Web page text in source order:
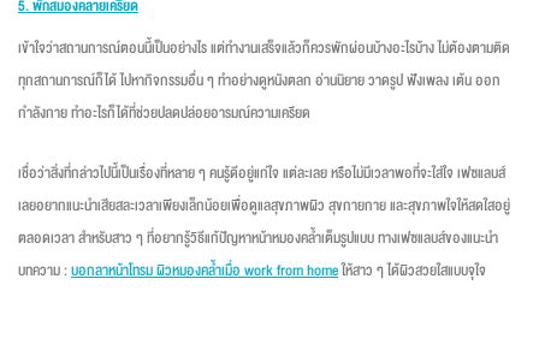
5. พักสมองคลายเครียด
เข้าใจว่าสถานการณ์ตอนนี้เป็นอย่างไร แต่ทำงานเสร็จแล้วก็ควรพักผ่อนบ้างอะไรบ้าง ไม่ต้องตามติด
ทุกสถานการณ์ก็ได้ ไปหากิจกรรมอื่น ๆ ทำอย่างดูหนังตลก อ่านนิยาย วาดรูป ฟังเพลง เต้น ออก
กำลังกาย ทำอะไรก็ได้ที่ช่วยปลดปล่อยอารมณ์ความเครียด
เชื่อว่าสิ่งที่กล่าวไปนี้เป็นเรื่องที่หลาย ๆ คนรู้ดีอยู่แก่ใจ แต่ละเลย หรือไม่มีเวลาพอที่จะใส่ใจ เฟซแลบส์
เลยอยากแนะนำเสียสละเวลาเพียงเล็กน้อยเพื่อดูแลสุขภาพผิว สุขกายกาย และสุขภาพใจให้สดใสอยู่
ตลอดเวลา สำหรับสาว ๆ ที่อยากรู้วิธีแก้ปัญหาหน้าหมองคล้ำเต็มรูปแบบ ทางเฟซแลบส์ของแนะนำ
บทความ :บอกลาหน้าโทรม ผิวหมองคล้ำเมื่อ work from homeให้สาว ๆ ได้ผิวสวยใสแบบจุใจ